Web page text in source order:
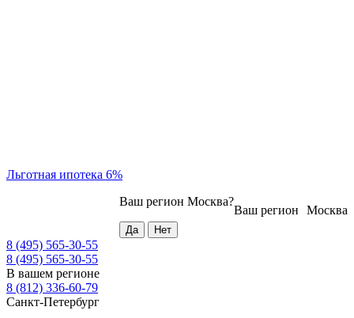
Льготная ипотека 6%
Москва
Ваш регион
Ваш регион Москва?
8 (495) 565-30-55
8 (495) 565-30-55
В вашем регионе
8 (812) 336-60-79
Санкт-Петербург